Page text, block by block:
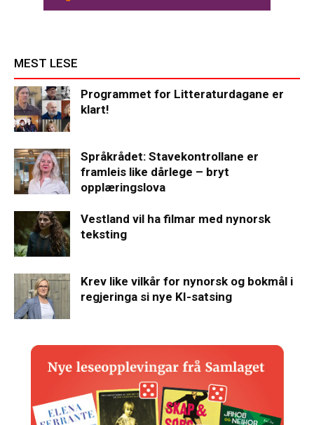
MEST LESE
Programmet for Litteraturdagane er
klart!
Språkrådet: Stavekontrollane er
framleis like dårlege – bryt
opplæringslova
Vestland vil ha filmar med nynorsk
teksting
Krev like vilkår for nynorsk og bokmål i
regjeringa si nye KI-satsing